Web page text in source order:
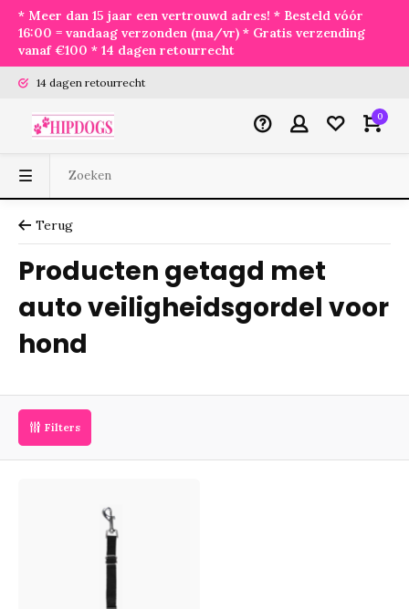
* Meer dan 15 jaar een vertrouwd adres! * Besteld vóór
16:00 = vandaag verzonden (ma/vr) * Gratis verzending
vanaf €100 * 14 dagen retourrecht
14 dagen retourrecht
0
Terug
Producten getagd met
auto veiligheidsgordel voor
hond
Filters